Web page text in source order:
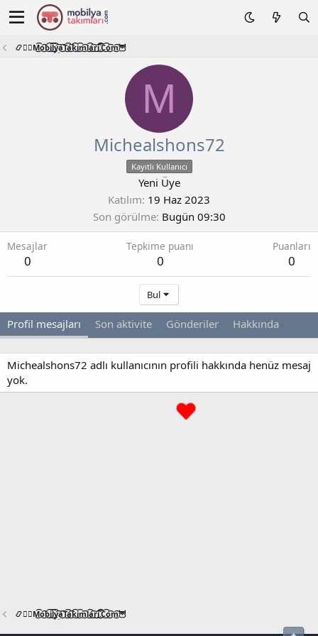
📿🧙‍♂️M͜͡o͜͡b͜͡i͜͡l͜͡y͜͡a͜͡T͜͡a͜͡k͜͡i͜͡m͜͡l͜͡a͜͡r͜͡i͜͡.͜͡C͜͡o͜͡m͜͡🦉
M
Michealshons72
Kayıtlı Kullanıcı
Yeni Üye
Katılım 19 Haz 2023
Son görülme Bugün 09:30
Mesajlar
0
Tepkime puanı
0
Puanları
0
Bul
Profil mesajları Son aktivite Gönderiler Hakkında
Michealshons72 adlı kullanıcının profili hakkında henüz mesaj
yok.
📿🧙‍♂️M͜͡o͜͡b͜͡i͜͡l͜͡y͜͡a͜͡T͜͡a͜͡k͜͡i͜͡m͜͡l͜͡a͜͡r͜͡i͜͡.͜͡C͜͡o͜͡m͜͡🦉